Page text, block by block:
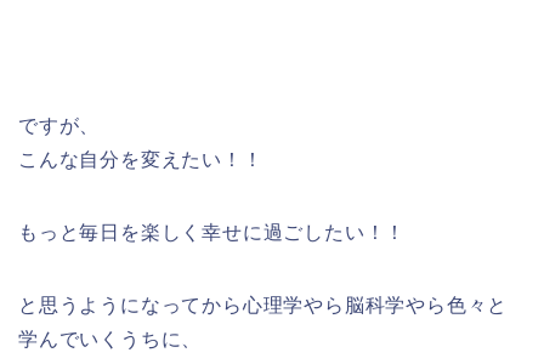
ですが、
こんな自分を変えたい！！
もっと毎日を楽しく幸せに過ごしたい！！
と思うようになってから心理学やら脳科学やら色々と
学んでいくうちに、